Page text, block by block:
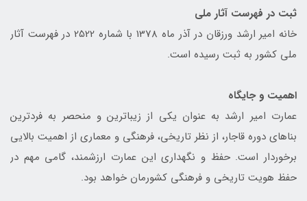
ثبت در فهرست آثار ملی
خانه امیر ارشد ورزقان در آذر ماه 1378 با شماره 2522 در فهرست آثار
ملی کشور به ثبت رسیده است.
اهمیت و جایگاه
عمارت امیر ارشد به عنوان یکی از زیباترین و منحصر به فردترین
بناهای دوره قاجار، از نظر تاریخی، فرهنگی و معماری از اهمیت بالایی
برخوردار است. حفظ و نگهداری این عمارت ارزشمند، گامی مهم در
حفظ هویت تاریخی و فرهنگی کشورمان خواهد بود.